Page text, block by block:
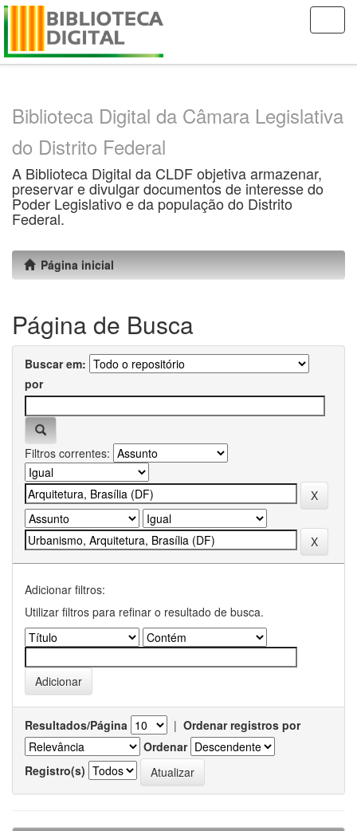
Skip
Biblioteca Digital da Câmara Legislativa
do Distrito Federal
A Biblioteca Digital da CLDF objetiva armazenar,
preservar e divulgar documentos de interesse do
Poder Legislativo e da população do Distrito
Federal.
Página inicial
Página de Busca
Buscar em:
por
Filtros correntes:
Adicionar filtros:
Utilizar filtros para refinar o resultado de busca.
Resultados/Página | Ordenar registros por
Ordenar
Registro(s)